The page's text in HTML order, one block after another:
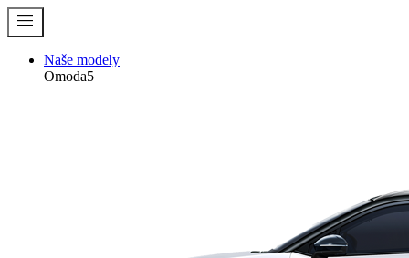
menu
Naše modely
Omoda5